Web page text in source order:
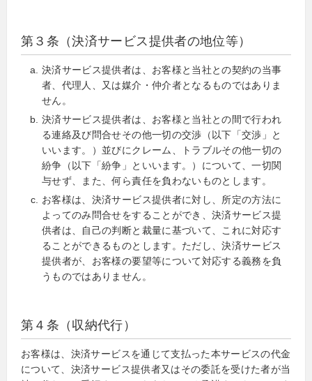
第３条（決済サービス提供者の地位等）
決済サービス提供者は、お客様と当社との契約の当事
者、代理人、又は媒介・仲介者となるものではありま
せん。
決済サービス提供者は、お客様と当社との間で行われ
る連絡及び問合せその他一切の交渉（以下「交渉」と
いいます。）並びにクレーム、トラブルその他一切の
紛争（以下「紛争」といいます。）について、一切関
与せず、また、何ら責任を負わないものとします。
お客様は、決済サービス提供者に対し、所定の方法に
よってのみ問合せをすることができ、決済サービス提
供者は、自己の判断と裁量に基づいて、これに対応す
ることができるものとします。ただし、決済サービス
提供者が、お客様の要望等について対応する義務を負
うものではありません。
第４条（収納代行）
お客様は、決済サービスを通じて支払った本サービスの代金
について、決済サービス提供者又はその委託を受けた者が当